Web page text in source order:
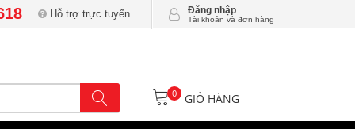
Hỗ trợ trực tuyến Đăng nhập
Tài khoản và đơn hàng
0 GIỎ HÀNG